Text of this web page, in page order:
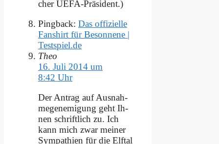
cher UEFA-Prä­si­dent.)
Pingback: Das offizielle
Fanshirt für Besonnene |
Testspiel.de
Theo
16. Juli 2014 um
8:42 Uhr
Der An­trag auf Aus­nah­
me­gen­emi­gung geht Ih­
nen schrift­lich zu. Ich
kann mich zwar mei­ner
Sym­pa­thien für die Elf­tal